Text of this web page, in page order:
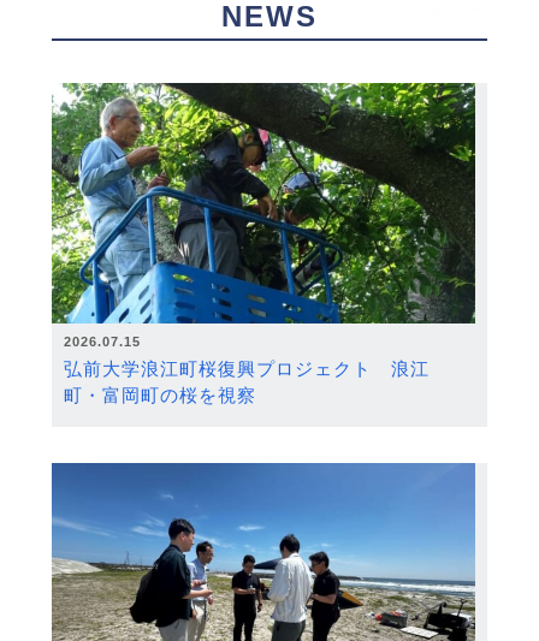
NEWS
2026.07.15
弘前大学浪江町桜復興プロジェクト 浪江
町・富岡町の桜を視察